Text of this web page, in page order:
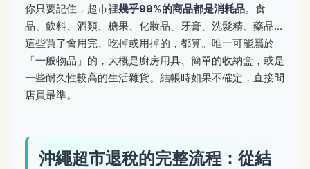
你只要記住，超市裡幾乎99%的商品都是消耗品。食
品、飲料、酒類、糖果、化妝品、牙膏、洗髮精、藥品...
這些買了會用完、吃掉或用掉的，都算。唯一可能屬於
「一般物品」的，大概是廚房用具、簡單的收納盒，或是
一些耐久性較高的生活雜貨。結帳時如果不確定，直接問
店員最準。
沖繩超市退稅的完整流程：從結